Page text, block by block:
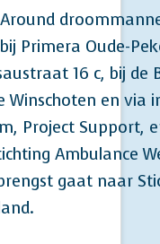
Primera Oude-
16 c, bij de
Winschoten en via
Project Support,
Ambulance
gaat naar